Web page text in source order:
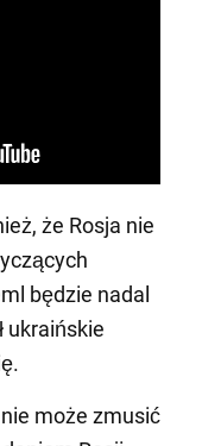
że Rosja nie
będzie nadal
ukraińskie
nie może zmusić